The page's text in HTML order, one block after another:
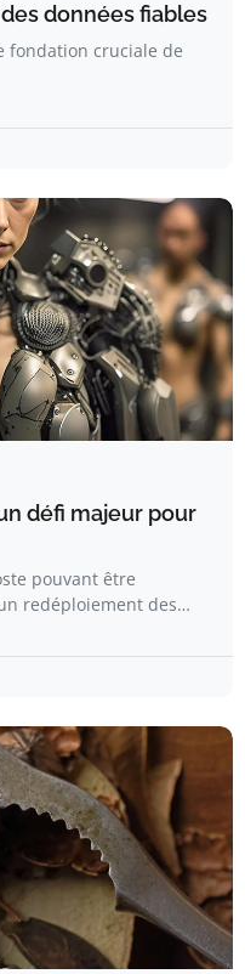
données fiables
fondation cruciale de
défi majeur pour
pouvant être
redéploiement des…